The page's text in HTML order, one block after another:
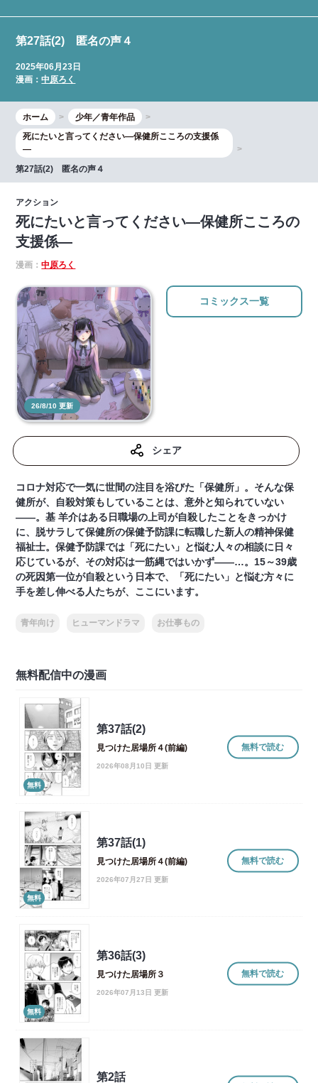
第27話(2) 匿名の声４
2025年06月23日
漫画：中原ろく
ホーム
少年／青年作品
死にたいと言ってください―保健所こころの支援係
―
第27話(2) 匿名の声４
アクション
死にたいと言ってください―保健所こころの
支援係―
漫画：中原ろく
26/8/10 更新
コミックス一覧
シェア
コロナ対応で一気に世間の注目を浴びた「保健所」。そんな保
健所が、自殺対策もしていることは、意外と知られていない
――。基 羊介はある日職場の上司が自殺したことをきっかけ
に、脱サラして保健所の保健予防課に転職した新人の精神保健
福祉士。保健予防課では「死にたい」と悩む人々の相談に日々
応じているが、その対応は一筋縄ではいかず――…。15～39歳
の死因第一位が自殺という日本で、「死にたい」と悩む方々に
手を差し伸べる人たちが、ここにいます。
青年向け ヒューマンドラマ お仕事もの
無料配信中の漫画
無料
第37話(2)
見つけた居場所４(前編)
2026年08月10日 更新
無料で読む
無料
第37話(1)
見つけた居場所４(前編)
2026年07月27日 更新
無料で読む
無料
第36話(3)
見つけた居場所３
2026年07月13日 更新
無料で読む
第2話